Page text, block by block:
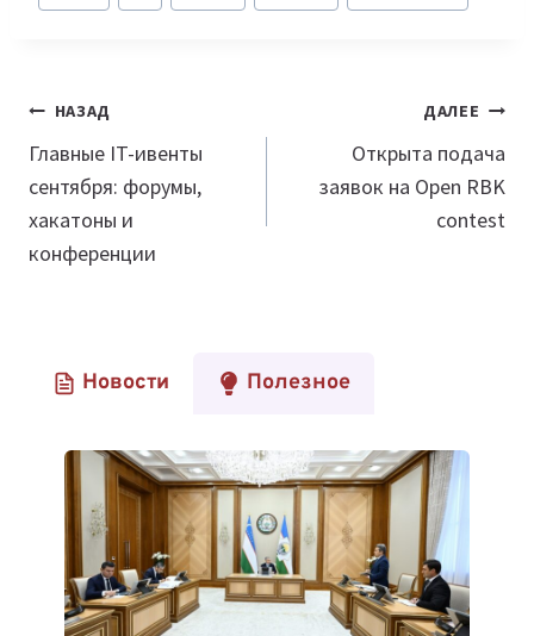
записи:
Навигация
по
записям
НАЗАД
Главные IT-ивенты
сентября: форумы,
хакатоны и
конференции
ДАЛЕЕ
Открыта подача
заявок на Open RBK
contest
Новости Полезное